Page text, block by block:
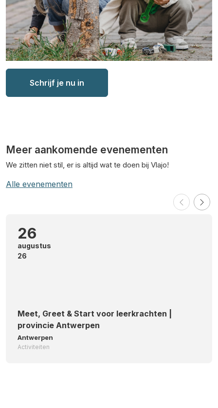
Schrijf je nu in
Meer aankomende evenementen
We zitten niet stil, er is altijd wat te doen bij Vlajo!
Alle evenementen
26
augustus
26
Meet, Greet & Start voor leerkrachten |
provincie Antwerpen
Antwerpen
Activiteiten